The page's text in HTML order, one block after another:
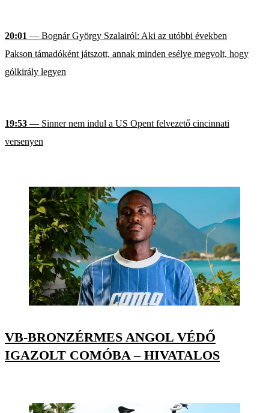
20:01 — Bognár György Szalairól: Aki az utóbbi években
Pakson támadóként játszott, annak minden esélye megvolt, hogy
gólkirály legyen
19:53 — Sinner nem indul a US Opent felvezető cincinnati
versenyen
VB-BRONZÉRMES ANGOL VÉDŐ
IGAZOLT COMÓBA – HIVATALOS